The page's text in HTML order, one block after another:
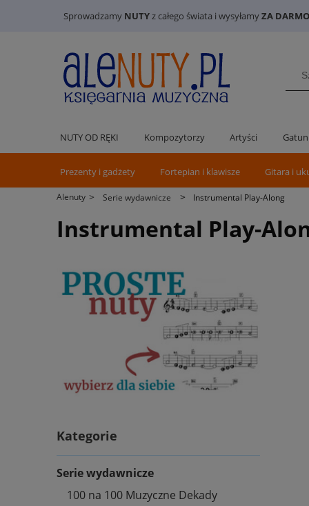
Sprowadzamy NUTYz całego świata i wysyłamyZA
NUTY OD RĘKI Kompozytorzy Artyści
Prezenty i gadżety Fortepian i klawisze Gitara i
Alenuty > Serie wydawnicze > Instrumental Play-Along
Instrumental Play-
Kategorie
Serie wydawnicze
100 na 100 Muzyczne Dekady